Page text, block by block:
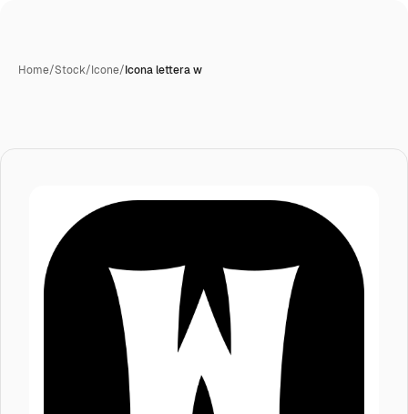
Home/Stock/Icone/Icona lettera w